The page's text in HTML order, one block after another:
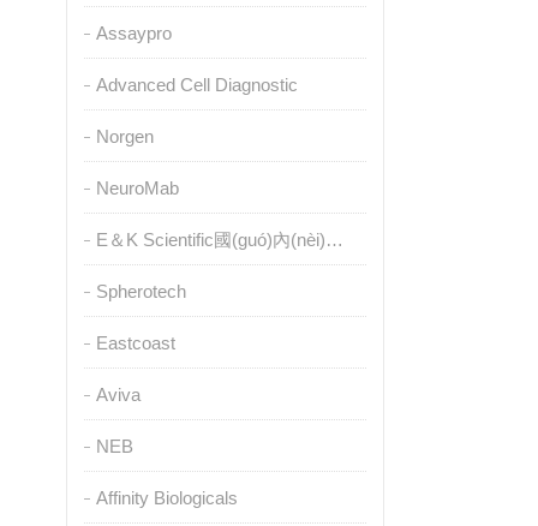
Assaypro
Advanced Cell Diagnostic
Norgen
NeuroMab
E＆K Scientific國(guó)內(nèi)授權(quán)代理
Spherotech
Eastcoast
Aviva
NEB
Affinity Biologicals